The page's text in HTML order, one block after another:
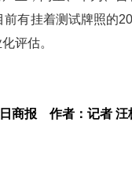
有挂着测试牌照的
评估。
商报 作者：记者